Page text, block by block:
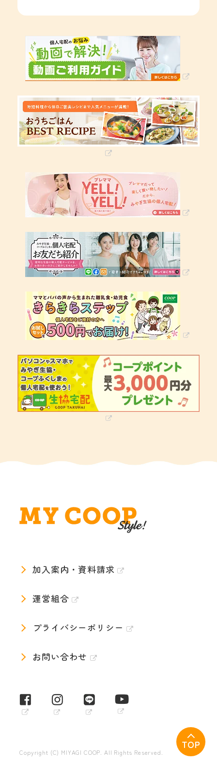
TOP
加入案内・資料請求
運営組合
プライバシーポリシー
お問い合わせ
Copyright (C) MIYAGI COOP. All Rights Reserved.